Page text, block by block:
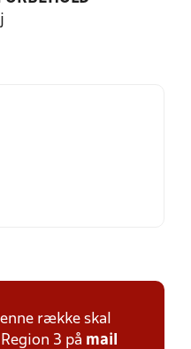
række skal
3 på mail